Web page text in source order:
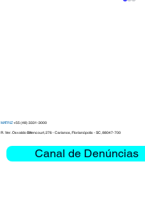
Campanha do
MATRIZ+55 (48) 3331-3000
R. Ver. Osvaldo Bittencourt, 276 - Carianos, Florianópolis - SC, 88047-700
Canal de Denúncias